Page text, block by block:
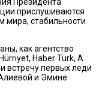
прислушиваются
мира, стабильности
как агентство
Haber Türk, A
встречу первых леди
и Эмине